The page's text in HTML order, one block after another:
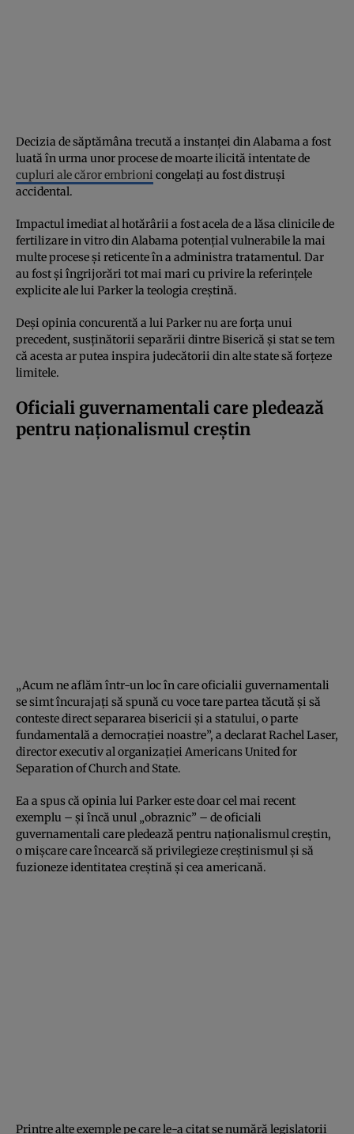
Decizia de săptămâna trecută a instanței din Alabama a fost
luată în urma unor procese de moarte ilicită intentate de
cupluri ale căror embrioni congelați au fost distruși
accidental.
Impactul imediat al hotărârii a fost acela de a lăsa clinicile de
fertilizare in vitro din Alabama potențial vulnerabile la mai
multe procese și reticente în a administra tratamentul. Dar
au fost și îngrijorări tot mai mari cu privire la referințele
explicite ale lui Parker la teologia creștină.
Deși opinia concurentă a lui Parker nu are forța unui
precedent, susținătorii separării dintre Biserică și stat se tem
că acesta ar putea inspira judecătorii din alte state să forțeze
limitele.
Oficiali guvernamentali care pledează
pentru naționalismul creștin
„Acum ne aflăm într-un loc în care oficialii guvernamentali
se simt încurajați să spună cu voce tare partea tăcută și să
conteste direct separarea bisericii și a statului, o parte
fundamentală a democrației noastre”, a declarat Rachel Laser,
director executiv al organizației Americans United for
Separation of Church and State.
Ea a spus că opinia lui Parker este doar cel mai recent
exemplu – și încă unul „obraznic” – de oficiali
guvernamentali care pledează pentru naționalismul creștin,
o mișcare care încearcă să privilegieze creștinismul și să
fuzioneze identitatea creștină și cea americană.
Printre alte exemple pe care le-a citat se numără legislatorii